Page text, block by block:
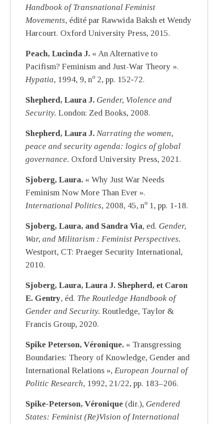
Handbook of Transnational Feminist
Movements, édité par Rawwida Baksh et Wendy
Harcourt. Oxford University Press, 2015.
Peach, Lucinda J. « An Alternative to
Pacifism? Feminism and Just-War Theory ».
Hypatia, 1994, 9, no 2, pp. 152‑72.
Shepherd, Laura J. Gender, Violence and
Security. London: Zed Books, 2008.
Shepherd, Laura J. Narrating the women,
peace and security agenda: logics of global
governance. Oxford University Press, 2021.
Sjoberg, Laura. « Why Just War Needs
Feminism Now More Than Ever ».
International Politics, 2008, 45, no 1, pp. 1‑18.
Sjoberg, Laura, and Sandra Via, ed. Gender,
War, and Militarism : Feminist Perspectives.
Westport, CT: Praeger Security International,
2010.
Sjoberg, Laura, Laura J. Shepherd, et Caron
E. Gentry, éd. The Routledge Handbook of
Gender and Security. Routledge, Taylor &
Francis Group, 2020.
Spike Peterson, Véronique. « Transgressing
Boundaries: Theory of Knowledge, Gender and
International Relations », European Journal of
Politic Research, 1992, 21/22, pp. 183–206.
Spike-Peterson, Véronique (dir.), Gendered
States: Feminist (Re)Vision of International